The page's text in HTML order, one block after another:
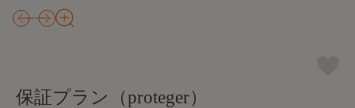
保証プラン（proteger）